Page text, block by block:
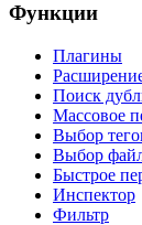
Функции
Плагины
Поиск
Массовое
Выбор
Выбор
Быстрое
Инспектор
Фильтр